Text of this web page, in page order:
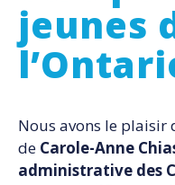
jeunes
Nous avons le plaisir
de Carole-Anne
administrative des